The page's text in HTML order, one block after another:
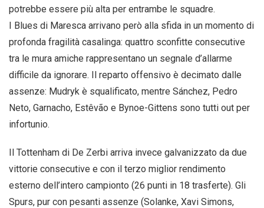
potrebbe essere più alta per entrambe le squadre.
I Blues di Maresca arrivano però alla sfida in un momento di
profonda fragilità casalinga: quattro sconfitte consecutive
tra le mura amiche rappresentano un segnale d’allarme
difficile da ignorare. Il reparto offensivo è decimato dalle
assenze: Mudryk è squalificato, mentre Sánchez, Pedro
Neto, Garnacho, Estêvão e Bynoe-Gittens sono tutti out per
infortunio.
Il Tottenham di De Zerbi arriva invece galvanizzato da due
vittorie consecutive e con il terzo miglior rendimento
esterno dell’intero campionto (26 punti in 18 trasferte). Gli
Spurs, pur con pesanti assenze (Solanke, Xavi Simons,